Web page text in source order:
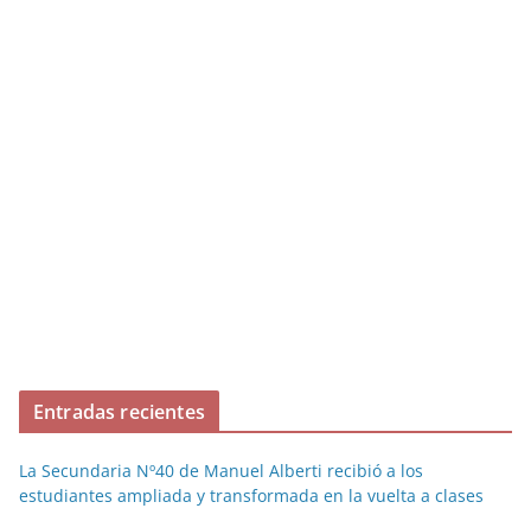
Entradas recientes
La Secundaria Nº40 de Manuel Alberti recibió a los
estudiantes ampliada y transformada en la vuelta a clases